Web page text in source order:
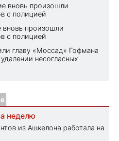
вновь произошли
с полицией
вновь произошли
с полицией
главу «Моссад» Гофмана
несогласных
неделю
из Ашкелона работала на